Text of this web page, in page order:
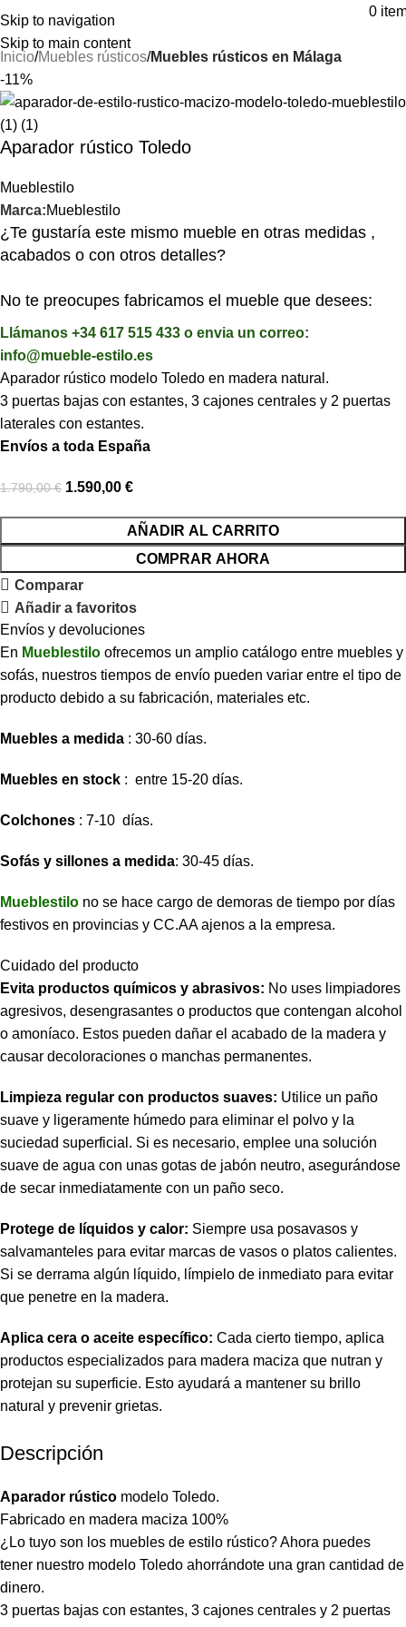
Skip to navigation
Skip to main content
⚡REALIZAMOS ENVÍOS A TODA ESPAÑA⚡ 0
Inicio Muebles rústicos Muebles rústicos en Málaga
-11%
Aparador rústico Toledo
Mueblestilo
Marca:Mueblestilo
¿Te gustaría este mismo mueble en otras medidas ,
acabados o con otros detalles?
No te preocupes fabricamos el mueble que desees:
Llámanos +34 617 515 433 o envia un correo:
info@mueble-estilo.es
Aparador rústico modelo Toledo en madera natural.
3 puertas bajas con estantes, 3 cajones centrales y 2 puertas
laterales con estantes.
Envíos a toda España
1.790,00€ 1.590,00 €
AÑADIR AL CARRITO
COMPRAR AHORA
Comparar
Añadir a favoritos
Envíos y devoluciones
En Mueblestilo ofrecemos un amplio catálogo entre muebles y
sofás, nuestros tiempos de envío pueden variar entre el tipo de
producto debido a su fabricación, materiales etc.
Muebles a medida : 30-60 días.
Muebles en stock : entre 15-20 días.
Colchones : 7-10 días.
Sofás y sillones a medida: 30-45 días.
Mueblestilo no se hace cargo de demoras de tiempo por días
festivos en provincias y CC.AA ajenos a la empresa.
Cuidado del producto
Evita productos químicos y abrasivos: No uses limpiadores
agresivos, desengrasantes o productos que contengan alcohol
o amoníaco. Estos pueden dañar el acabado de la madera y
causar decoloraciones o manchas permanentes.
Limpieza regular con productos suaves: Utilice un paño
suave y ligeramente húmedo para eliminar el polvo y la
suciedad superficial. Si es necesario, emplee una solución
suave de agua con unas gotas de jabón neutro, asegurándose
de secar inmediatamente con un paño seco.
Protege de líquidos y calor: Siempre usa posavasos y
salvamanteles para evitar marcas de vasos o platos calientes.
Si se derrama algún líquido, límpielo de inmediato para evitar
que penetre en la madera.
Aplica cera o aceite específico: Cada cierto tiempo, aplica
productos especializados para madera maciza que nutran y
protejan su superficie. Esto ayudará a mantener su brillo
natural y prevenir grietas.
Descripción
Aparador rústico modelo Toledo.
Fabricado en madera maciza 100%
¿Lo tuyo son los muebles de estilo rústico? Ahora puedes
tener nuestro modelo Toledo ahorrándote una gran cantidad de
dinero.
3 puertas bajas con estantes, 3 cajones centrales y 2 puertas